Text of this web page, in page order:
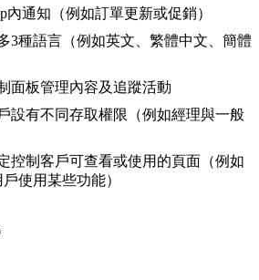
內通知（例如訂單更新或促銷）
3種語言（例如英文、繁體中文、簡體
面板管理內容及追蹤活動
設有不同存取權限（例如經理與一般
控制客戶可查看或使用的頁面（例如
使用某些功能）